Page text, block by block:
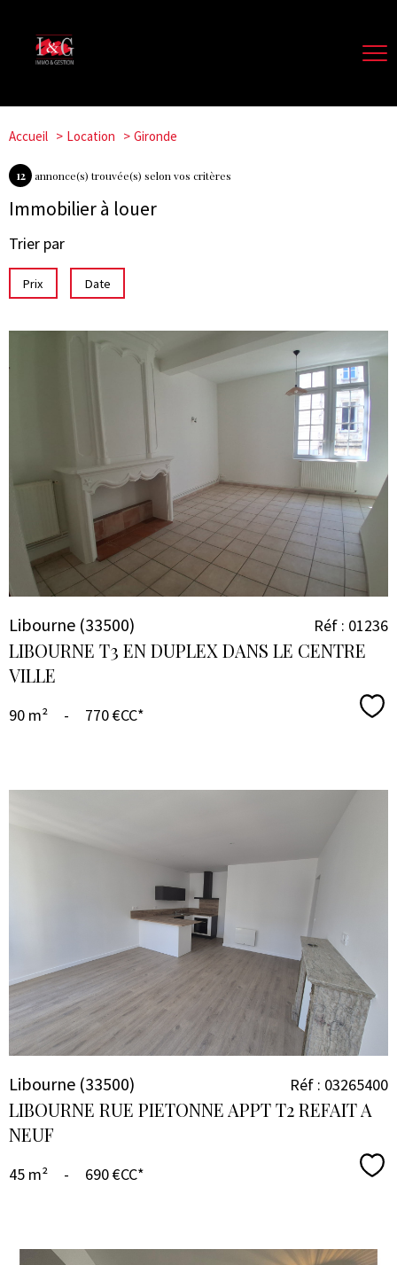
Accueil Location Gironde
12 annonce(s) trouvée(s) selon vos critères
Immobilier à louer
Trier par
Prix Date
VOIR LE
BIEN
Libourne (33500)
LIBOURNE T3 EN DUPLEX DANS LE CENTRE
VILLE
Réf : 01236
90 m² - 770 €CC*
VOIR LE
BIEN
Libourne (33500)
LIBOURNE RUE PIETONNE APPT T2 REFAIT A
NEUF
Réf : 03265400
45 m² - 690 €CC*